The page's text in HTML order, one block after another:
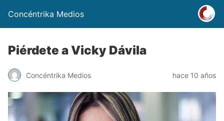
Concéntrika Medios
Piérdete a Vicky Dávila
Concéntrika Medios hace 10 años